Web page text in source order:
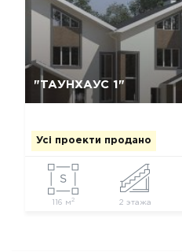
"ТАУНХАУС 1"
Усі проекти продано
116 м2 2 этажа
Так, видалити